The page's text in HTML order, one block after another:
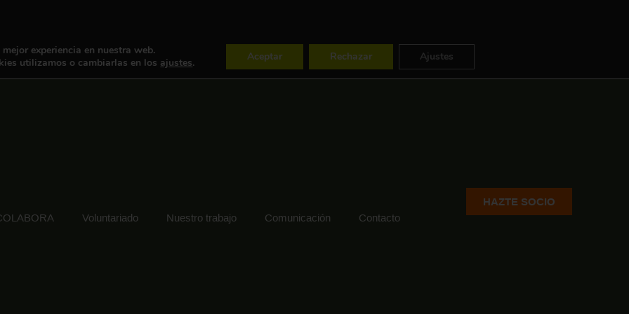
Voluntariado Nuestro trabajo Comunicación Contacto
HAZTE SOCIO
experiencia en nuestra web.
utilizamos o cambiarlas en los ajustes. Aceptar Rechazar Ajustes